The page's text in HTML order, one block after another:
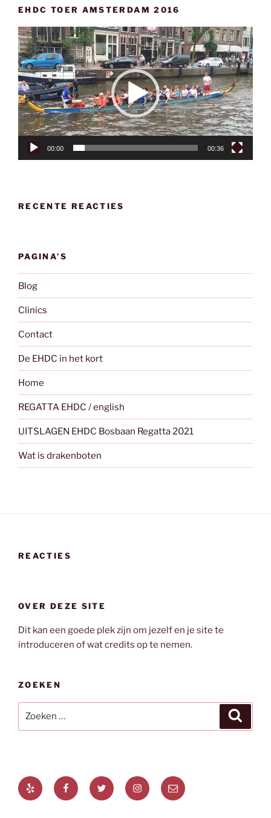
EHDC TOER AMSTERDAM 2016
Videospeler
00:00 00:36
RECENTE REACTIES
PAGINA’S
Blog
Clinics
Contact
De EHDC in het kort
Home
REGATTA EHDC / english
UITSLAGEN EHDC Bosbaan Regatta 2021
Wat is drakenboten
REACTIES
OVER DEZE SITE
Dit kan een goede plek zijn om jezelf en je site te
introduceren of wat credits op te nemen.
ZOEKEN
naar:
Yelp FacebookTwitter Instagram
E-
mail